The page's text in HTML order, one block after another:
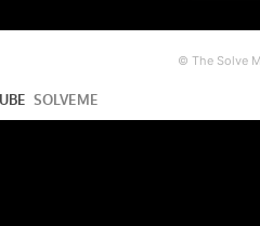
© The Solve